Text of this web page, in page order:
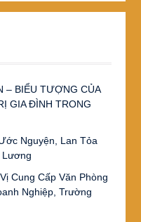
– BIỂU TƯỢNG CỦA
GIA ĐÌNH TRONG
Nguyện, Lan Tỏa
Cung Cấp Văn Phòng
Nghiệp, Trường